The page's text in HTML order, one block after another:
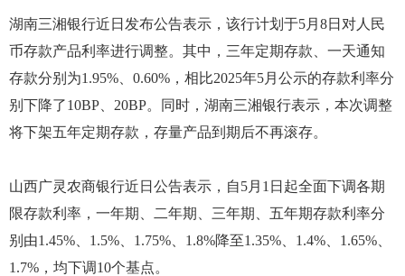
湖南三湘银行近日发布公告表示，该行计划于5月8日对人民
币存款产品利率进行调整。其中，三年定期存款、一天通知
存款分别为1.95%、0.60%，相比2025年5月公示的存款利率分
别下降了10BP、20BP。同时，湖南三湘银行表示，本次调整
将下架五年定期存款，存量产品到期后不再滚存。
山西广灵农商银行近日公告表示，自5月1日起全面下调各期
限存款利率，一年期、二年期、三年期、五年期存款利率分
别由1.45%、1.5%、1.75%、1.8%降至1.35%、1.4%、1.65%、
1.7%，均下调10个基点。